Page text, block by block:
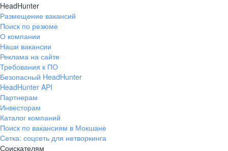
HeadHunter
Размещение вакансий
Поиск по резюме
О компании
Наши вакансии
Реклама на сайте
Требования к ПО
Безопасный HeadHunter
HeadHunter API
Партнерам
Инвесторам
Каталог компаний
Поиск по вакансиям в Мокшане
Сетка: соцсеть для нетворкинга
Соискателям